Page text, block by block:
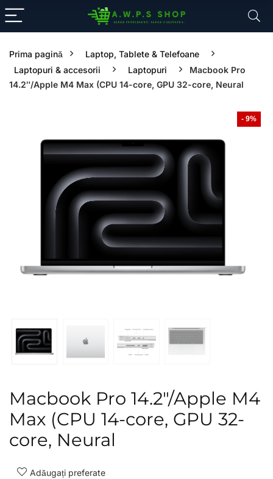
Prima pagină
Laptop, Tablete & Telefoane
Laptopuri & accesorii
Laptopuri
Macbook Pro
14.2″/Apple M4 Max (CPU 14-core, GPU 32-core, Neural
- 9%
Macbook Pro 14.2″/Apple M4
Max (CPU 14-core, GPU 32-
core, Neural
Adăugați preferate